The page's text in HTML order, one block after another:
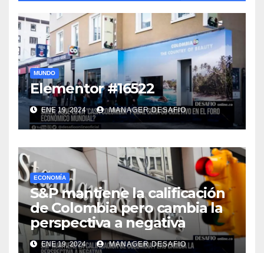
MUNDO
Elementor #16522
ENE 19, 2024 MANAGER.DESAFIO
ECONOMÍA
S&P mantiene la calificación
de Colombia pero cambia la
perspectiva a negativa
ENE 19, 2024 MANAGER.DESAFIO